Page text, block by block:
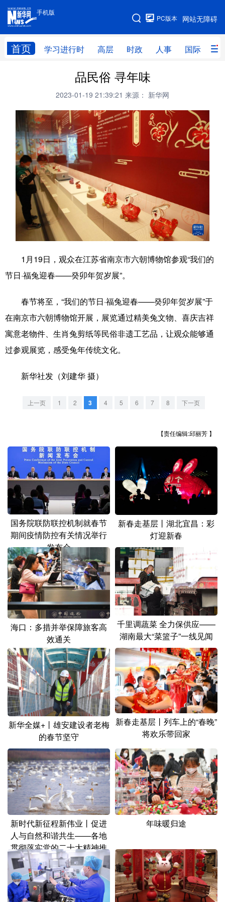
手机版
网站无障碍
PC版本
首页 学习进行时 高层 时政 人事 国际 财
手机版
网站地图
高层 时政
财经 网评
台湾 思客智库 全球连线 教育
科技 科创 量子 体育
文化 书画 健康 军事
访谈 视频 政务
法律 中央文件 金融
食品 人居 信息化 数字经济
城市 旅游 能源 会展
公益 一带一路 亚太网 上市公司
文化产业
吉林
江西
山东 河南
广东 广西 海南 重庆
四川 贵州 云南 西藏
陕西 甘肃 青海 宁夏
新疆 内蒙古
多语种频道
English Español Français عربى
Русский язык 日本語 한국어
品民俗 寻年味
2023-01-19 21:39:21 来源： 新华网
1月19日，观众在江苏省南京市六朝博物馆参观“我们的
节日·福兔迎春——癸卯年贺岁展”。
春节将至，“我们的节日·福兔迎春——癸卯年贺岁展”于
在南京市六朝博物馆开展，展览通过精美兔文物、喜庆吉祥
寓意老物件、生肖兔剪纸等民俗非遗工艺品，让观众能够通
过参观展览，感受兔年传统文化。
新华社发（刘建华 摄）
上一页 1 2 3 4 5 6 7 8 下一页
【责任编辑:邱丽芳 】
国务院联防联控机制就春节
期间疫情防控有关情况举行
发布会
新春走基层丨湖北宜昌：彩
灯迎新春
海口：多措并举保障旅客高
效通关
千里调蔬菜 全力保供应——
湖南最大“菜篮子”一线见闻
新华全媒+丨雄安建设者老梅
的春节坚守
新春走基层丨列车上的“春晚”
将欢乐带回家
新时代新征程新伟业丨促进
人与自然和谐共生——各地
贯彻落实党的二十大精神推
动绿色发展观察
年味暖归途